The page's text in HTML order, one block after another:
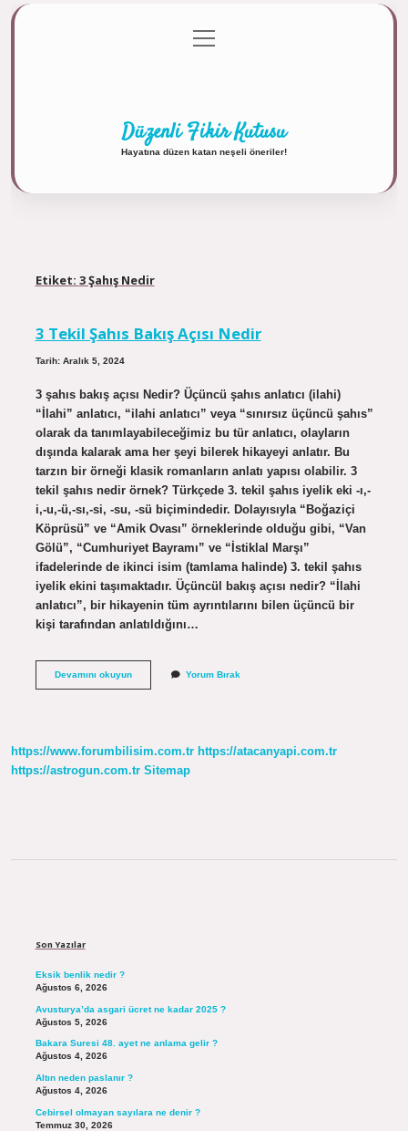
Gizlilik Politikası
menüyü
aç
Düzenli Fikir Kutusu
Hayatına düzen katan neşeli öneriler!
Etiket: 3 Şahış Nedir
3 Tekil Şahıs Bakış Açısı Nedir
Tarih: Aralık 5, 2024
3 şahıs bakış açısı Nedir? Üçüncü şahıs anlatıcı (ilahi)
“İlahi” anlatıcı, “ilahi anlatıcı” veya “sınırsız üçüncü şahıs”
olarak da tanımlayabileceğimiz bu tür anlatıcı, olayların
dışında kalarak ama her şeyi bilerek hikayeyi anlatır. Bu
tarzın bir örneği klasik romanların anlatı yapısı olabilir. 3
tekil şahıs nedir örnek? Türkçede 3. tekil şahıs iyelik eki -ı,-
i,-u,-ü,-sı,-si, -su, -sü biçimindedir. Dolayısıyla “Boğaziçi
Köprüsü” ve “Amik Ovası” örneklerinde olduğu gibi, “Van
Gölü”, “Cumhuriyet Bayramı” ve “İstiklal Marşı”
ifadelerinde de ikinci isim (tamlama halinde) 3. tekil şahıs
iyelik ekini taşımaktadır. Üçüncül bakış açısı nedir? “İlahi
anlatıcı”, bir hikayenin tüm ayrıntılarını bilen üçüncü bir
kişi tarafından anlatıldığını…
Devamını okuyun3
Yorum Bırak
https://www.forumbilisim.com.tr https://atacanyapi.com.tr
https://astrogun.com.tr Sitemap
Son Yazılar
Eksik benlik nedir ?
Ağustos 6, 2026
Avusturya’da asgari ücret ne kadar 2025 ?
Ağustos 5, 2026
Bakara Suresi 48. ayet ne anlama gelir ?
Ağustos 4, 2026
Altın neden paslanır ?
Ağustos 4, 2026
Cebirsel olmayan sayılara ne denir ?
Temmuz 30, 2026